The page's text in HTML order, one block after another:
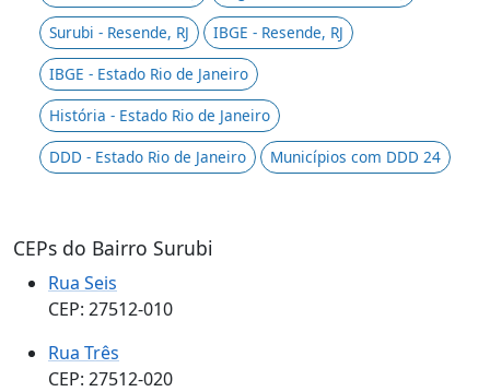
Surubi - Resende, RJ
IBGE - Resende, RJ
IBGE - Estado Rio de Janeiro
História - Estado Rio de Janeiro
DDD - Estado Rio de Janeiro
Municípios com DDD 24
CEPs do Bairro Surubi
Rua Seis
CEP: 27512-010
Rua Três
CEP: 27512-020